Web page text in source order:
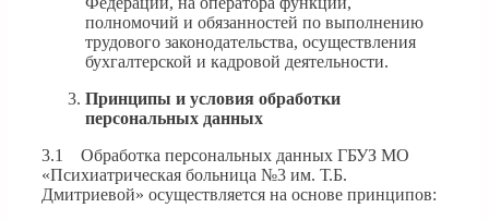
полномочий и обязанностей по выполнению
трудового законодательства, осуществления
бухгалтерской и кадровой деятельности.
Принципы и условия обработки
персональных данных
3.1 Обработка персональных данных ГБУЗ МО
«Психиатрическая больница №3 им. Т.Б.
Дмитриевой» осуществляется на основе принципов: